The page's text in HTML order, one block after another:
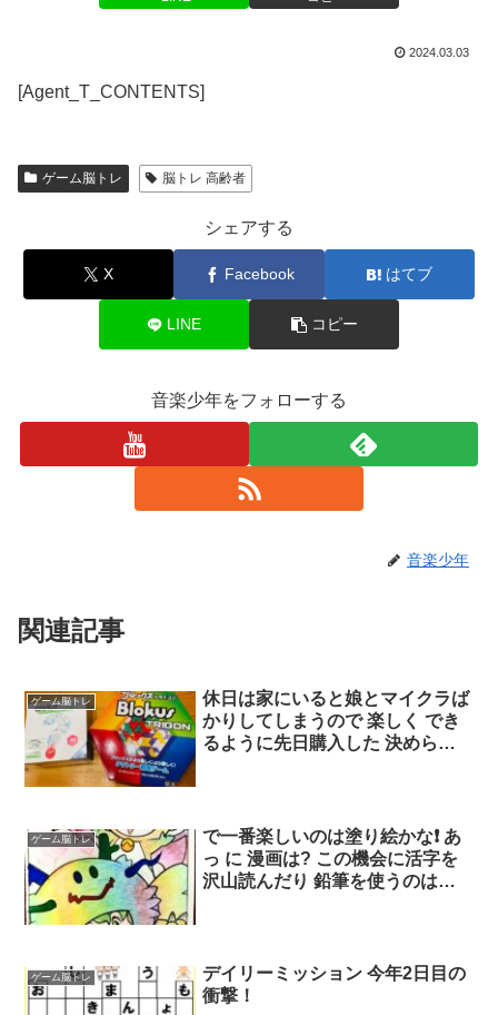
2024.03.03
[Agent_T_CONTENTS]
ゲーム脳トレ 脳トレ 高齢者
シェアする
X Facebook はてブ
LINE コピー
音楽少年をフォローする
音楽少年
関連記事
ゲーム脳トレ
休日は家にいると娘とマイクラば
かりしてしまうので 楽しく でき
るように先日購入した 決められ
レになる? 全部で30問用意はされ
てるんだけど 独自に問題作って
みても面白いかもね?
ゲーム脳トレ
で一番楽しいのは塗り絵かな❗ あ
っ に 漫画は? この機会に活字を
沢山読んだり 鉛筆を使うのは良
ゲーム脳トレ
デイリーミッション 今年2日目の